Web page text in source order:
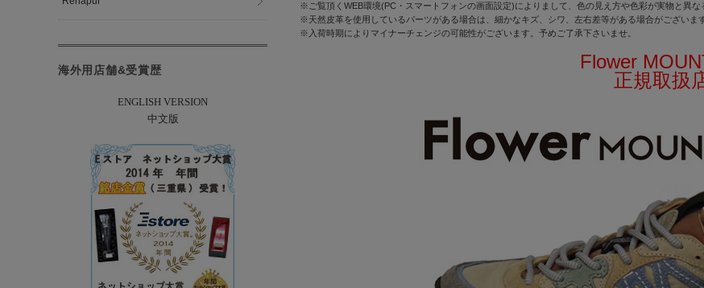
※ご覧頂くWEB環境(PC・スマートフォンの画面設定)によりまして、色の見え方や色彩が実物と異な
※天然皮革を使用しているパーツがある場合は、細かなキズ、シワ、左右差等がある場合がございます
※入荷時期によりマイナーチェンジの可能性がございます。予めご了承下さいませ。
Flower
正規取扱
海外用店舗&受賞歴
ENGLISH VERSION
中文版